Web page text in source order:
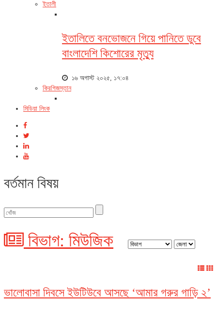
ইতালী
ইতালিতে বনভোজনে গিয়ে পানিতে ডুবে
বাংলাদেশি কিশোরের মৃত্যু
১৬ অগাস্ট ২০২৫, ১৭:০৪
কিরগিজস্তান
মিডিয়া লিংক
বর্তমান বিষয়
বিভাগ: মিউজিক
ভালোবাসা দিবসে ইউটিউবে আসছে ‘আমার গরুর গাড়ি ২’